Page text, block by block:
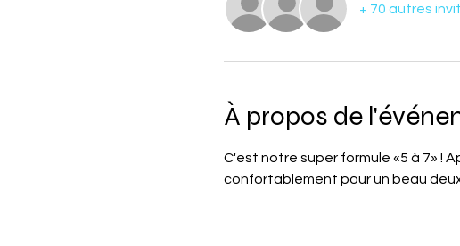
+ 70 autres
À propos de
C'est notre super formule «5 à 7» !
confortablement pour un beau